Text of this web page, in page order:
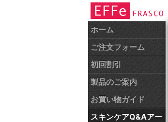
ホーム
ご注文フォーム
初回割引
製品のご案内
お買い物ガイド
スキンケアQ&Aアー